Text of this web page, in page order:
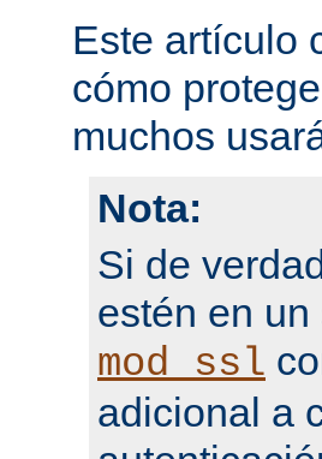
Este artículo
cómo
muchos
Nota:
Si de
estén en
mod_ssl
adicional a